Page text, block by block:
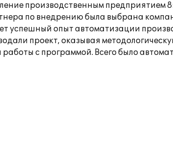
производственным предприятием
по внедрению была выбрана
успешный опыт автоматизации
проект, оказывая
с программой. Всего было